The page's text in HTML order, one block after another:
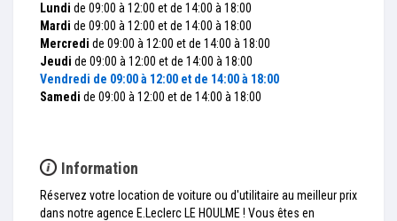
Lundi de 09:00 à 12:00 et de 14:00 à 18:00
Mardi de 09:00 à 12:00 et de 14:00 à 18:00
Mercredi de 09:00 à 12:00 et de 14:00 à 18:00
Jeudi de 09:00 à 12:00 et de 14:00 à 18:00
Vendredi de 09:00 à 12:00 et de 14:00 à 18:00
Samedi de 09:00 à 12:00 et de 14:00 à 18:00
Information
Réservez votre location de voiture ou d'utilitaire au meilleur prix
dans notre agence E.Leclerc LE HOULME ! Vous êtes en